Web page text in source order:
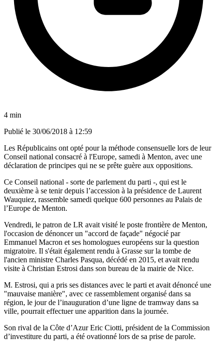
4 min
Publié le 30/06/2018 à 12:59
Les Républicains ont opté pour la méthode consensuelle lors de leur
Conseil national consacré à l'Europe, samedi à Menton, avec une
déclaration de principes qui ne se prête guère aux oppositions.
Ce Conseil national - sorte de parlement du parti -, qui est le
deuxième à se tenir depuis l’accession à la présidence de Laurent
Wauquiez, rassemble samedi quelque 600 personnes au Palais de
l’Europe de Menton.
Vendredi, le patron de LR avait visité le poste frontière de Menton,
l'occasion de dénoncer un "accord de façade" négocié par
Emmanuel Macron et ses homologues européens sur la question
migratoire. Il s'était également rendu à Grasse sur la tombe de
l'ancien ministre Charles Pasqua, décédé en 2015, et avait rendu
visite à Christian Estrosi dans son bureau de la mairie de Nice.
M. Estrosi, qui a pris ses distances avec le parti et avait dénoncé une
"mauvaise manière", avec ce rassemblement organisé dans sa
région, le jour de l’inauguration d’une ligne de tramway dans sa
ville, pourrait effectuer une apparition dans la journée.
Son rival de la Côte d’Azur Eric Ciotti, président de la Commission
d’investiture du parti, a été ovationné lors de sa prise de parole.